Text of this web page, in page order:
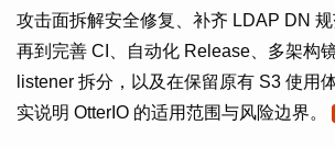
攻击面拆解安全修复、补齐 LDAP DN 规
再到完善 CI、自动化 Release、多架构
listener 拆分，以及在保留原有 S3 使用
实说明 OtterIO 的适用范围与风险边界。